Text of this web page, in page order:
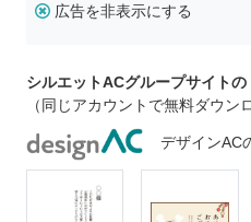
広告を非表示にする
シルエットACグループサイト
（同じアカウントで無料ダウン
デザインAC